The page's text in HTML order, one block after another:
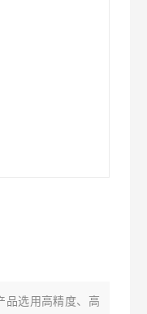
品选用高精度、高